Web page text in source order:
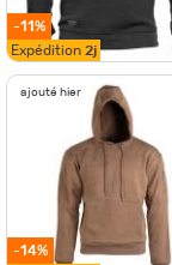
-11%
Expédition 2j
ajouté hier
-14%